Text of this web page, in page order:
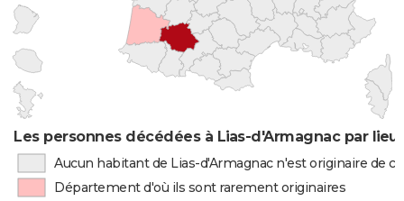
Les personnes décédées à Lias-d'Armagnac par lieu
Aucun habitant de Lias-d'Armagnac n'est originaire de
Département d'où ils sont rarement originaires